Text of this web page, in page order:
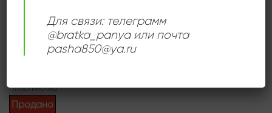
КЛАССИЧЕСКИЙ РОК
Raf Ravenscroft – Lifeline
600,00₽
Пластиночка
Продано
Для связи: телеграмм
@bratka_panya или почта
pasha850@ya.ru